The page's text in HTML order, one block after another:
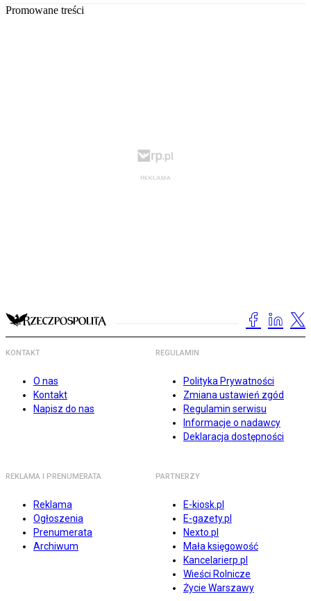
Promowane treści
KONTAKT
O nas
Kontakt
Napisz do nas
REGULAMIN
Polityka Prywatności
Zmiana ustawień zgód
Regulamin serwisu
Informacje o nadawcy
Deklaracja dostępności
REKLAMA I PRENUMERATA
Reklama
Ogłoszenia
Prenumerata
Archiwum
PARTNERZY
E-kiosk.pl
E-gazety.pl
Nexto.pl
Mała księgowość
Kancelarierp.pl
Wieści Rolnicze
Życie Warszawy